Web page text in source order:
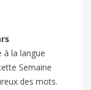
à la langue
Semaine
des mots.